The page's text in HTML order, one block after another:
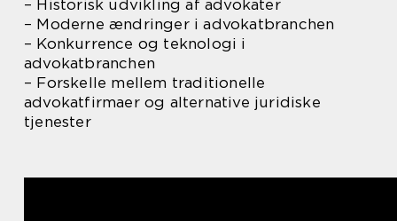
– Historisk udvikling af advokater
– Moderne ændringer i advokatbranchen
– Konkurrence og teknologi i
advokatbranchen
– Forskelle mellem traditionelle
advokatfirmaer og alternative juridiske
tjenester